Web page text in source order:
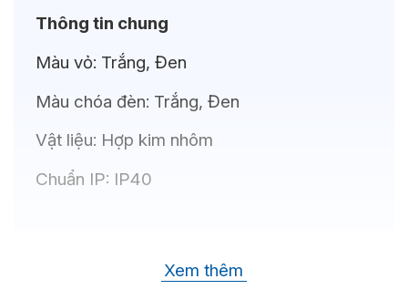
Thông tin chung
Màu vỏ: Trắng, Đen
Màu chóa đèn: Trắng, Đen
Vật liệu: Hợp kim nhôm
Chuẩn IP: IP40
OSRAM(GERMANY)
Xem thêm